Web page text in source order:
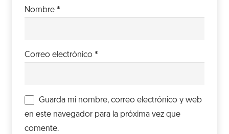
Nombre *
Correo electrónico *
Guarda mi nombre, correo electrónico y web
en este navegador para la próxima vez que
comente.